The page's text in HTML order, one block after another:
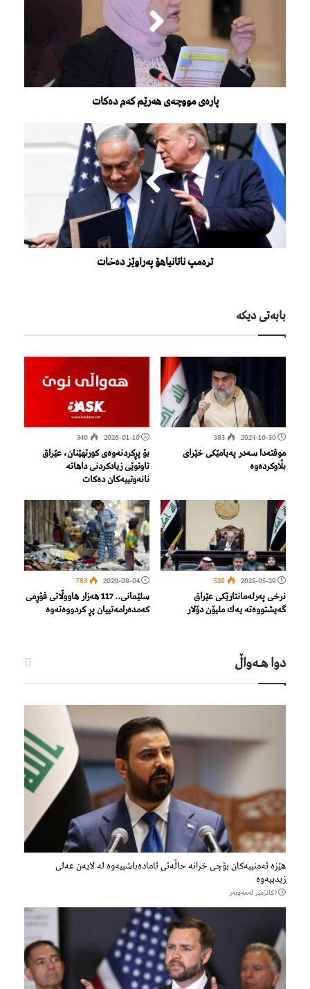
پارەی مووچەی هەرێم کەم دەکات
ترەمپ ناتانیاهۆ پەراوێز دەخات
بابەتی دیكە
2024-10-30
383
موقتەدا سەدر پەیامێکی خێرای
بڵاوکردەوە
2026-01-10
340
بۆ پڕکردنەوەی کورتهێنان، عێراق
تاوتوێی زیادکردنی داهاتە
نانەوتییەکان دەکات
2025-05-29
526
نرخی پەرلەمانتارێكی عێراق
گەیشتووەتە یەك ملیۆن دۆلار
2020-08-04
783
سلێمانی.. 117 ھەزار ھاووڵاتی فۆڕمی
کەمدەرامەتییان پڕ کردووەتەوە
دوا هـه‌واڵ
هێزه‌ ئه‌منییه‌كان بۆچی خرانە حاڵه‌تی ئاماده‌باشییه‌وه‌ لە لایەن عەلی
زیدییەوە
7كاتژمێر لەمەوبەر